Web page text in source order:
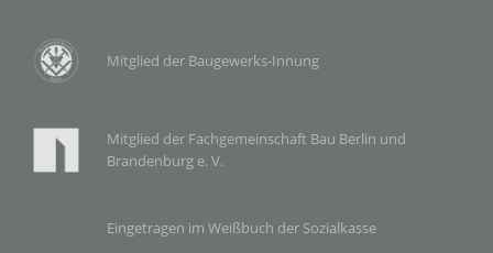
Mitglied der Baugewerks-Innung
Mitglied der Fachgemeinschaft Bau Berlin und
Brandenburg e. V.
Eingetragen im Weißbuch der Sozialkasse